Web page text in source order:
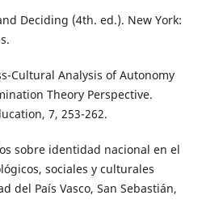
Deciding (4th. ed.). New York:
Cultural Analysis of Autonomy
Theory Perspective.
7, 253-262.
sobre identidad nacional en el
sociales y culturales
del País Vasco, San Sebastián,